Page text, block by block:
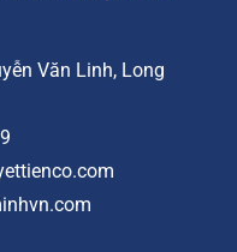
Văn Linh, Long